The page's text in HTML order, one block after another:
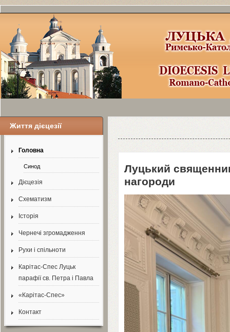
Життя дієцезії
Головна
Синод
Дієцезія
Схематизм
Історія
Чернечі згромадження
Рухи і спільноти
Карітас-Спес Луцьк
парафії св. Петра і Павла
«Карітас-Спес»
Контакт
Луцький
нагороди